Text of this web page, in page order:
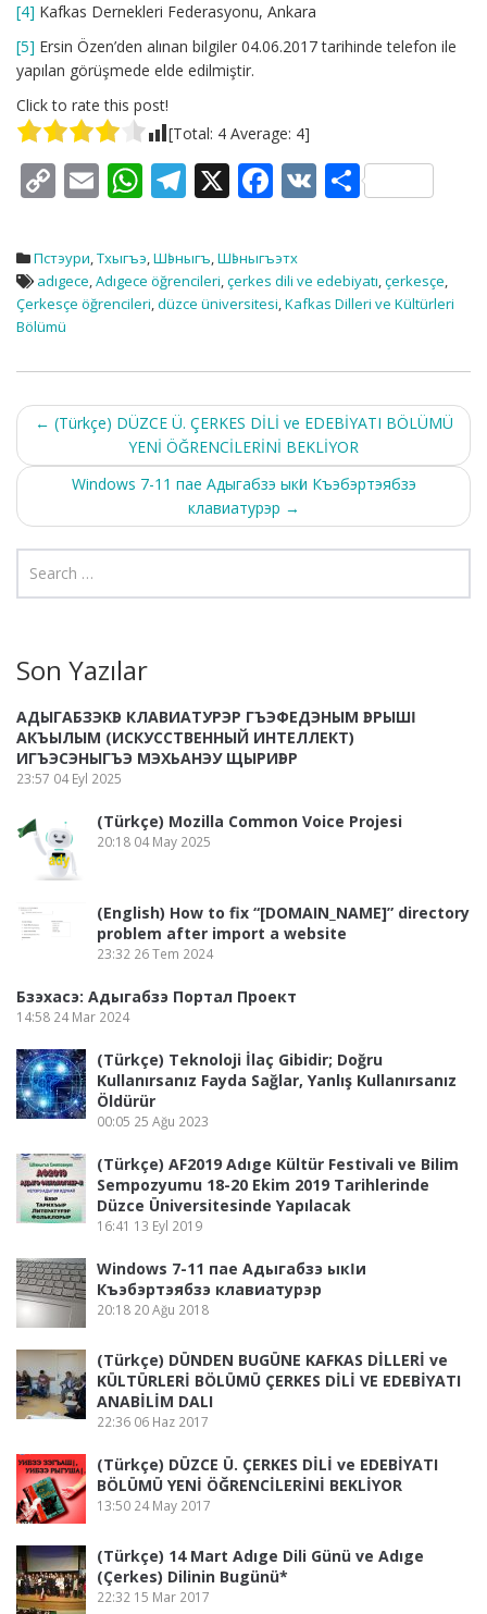
[4] Kafkas Dernekleri Federasyonu, Ankara
[5] Ersin Özen’den alınan bilgiler 04.06.2017 tarihinde telefon ile
yapılan görüşmede elde edilmiştir.
Click to rate this post!
[Total: 4 Average: 4]
C
p
y
Li
E
ai
l
W
at
s
A
T
e
gr
a
X F
e
b
o
V S
e
Пстэури,Тхыгъэ,Шӏэныгъ,Шӏэныгъэтх
adıgece,Adıgece öğrencileri,çerkes dili ve edebiyatı,çerkesçe,
Çerkesçe öğrencileri,düzce üniversitesi,Kafkas Dilleri ve Kültürleri
Bölümü
Post
navigation
← (Türkçe) DÜZCE Ü. ÇERKES DİLİ ve EDEBİYATI BÖLÜMÜ
YENİ ÖĞRENCİLERİNİ BEKLİYOR
Windows 7-11 пае Адыгабзэ ыкӏи Къэбэртэябзэ
клавиатурэр →
Son Yazılar
АДЫГАБЗЭКӀЭ КЛАВИАТУРЭР ГЪЭФЕДЭНЫМ ӀЭРЫШӀ
АКЪЫЛЫМ (ИСКУССТВЕННЫЙ ИНТЕЛЛЕКТ)
ИГЪЭСЭНЫГЪЭ МЭХЬАНЭУ ЩЫРИӀЭР
23:57 04 Eyl 2025
(Türkçe) Mozilla Common Voice Projesi
20:18 04 May 2025
(English) How to fix “[DOMAIN_NAME]” directory
problem after import a website
23:32 26 Tem 2024
Бзэхасэ: Адыгабзэ Портал Проект
14:58 24 Mar 2024
(Türkçe) Teknoloji İlaç Gibidir; Doğru
Kullanırsanız Fayda Sağlar, Yanlış Kullanırsanız
Öldürür
00:05 25 Ağu 2023
(Türkçe) AF2019 Adıge Kültür Festivali ve Bilim
Sempozyumu 18-20 Ekim 2019 Tarihlerinde
Düzce Üniversitesinde Yapılacak
16:41 13 Eyl 2019
Windows 7-11 пае Адыгабзэ ыкӏи
Къэбэртэябзэ клавиатурэр
20:18 20 Ağu 2018
(Türkçe) DÜNDEN BUGÜNE KAFKAS DİLLERİ ve
KÜLTÜRLERİ BÖLÜMÜ ÇERKES DİLİ VE EDEBİYATI
ANABİLİM DALI
22:36 06 Haz 2017
(Türkçe) DÜZCE Ü. ÇERKES DİLİ ve EDEBİYATI
BÖLÜMÜ YENİ ÖĞRENCİLERİNİ BEKLİYOR
13:50 24 May 2017
(Türkçe) 14 Mart Adıge Dili Günü ve Adıge
(Çerkes) Dilinin Bugünü*
22:32 15 Mar 2017